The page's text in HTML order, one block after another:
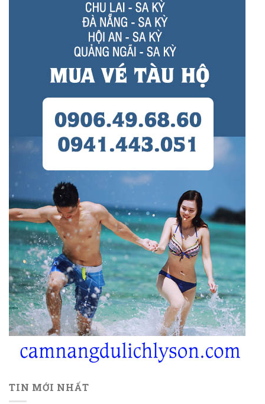
TIN MỚI NHẤT